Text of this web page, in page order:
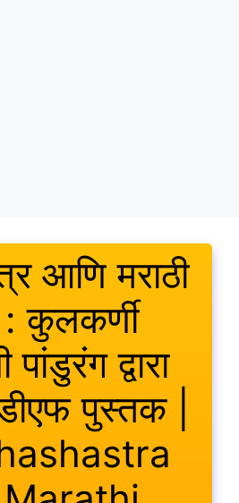
आणि मराठी
: कुलकर्णी
द्वारा
पुस्तक |